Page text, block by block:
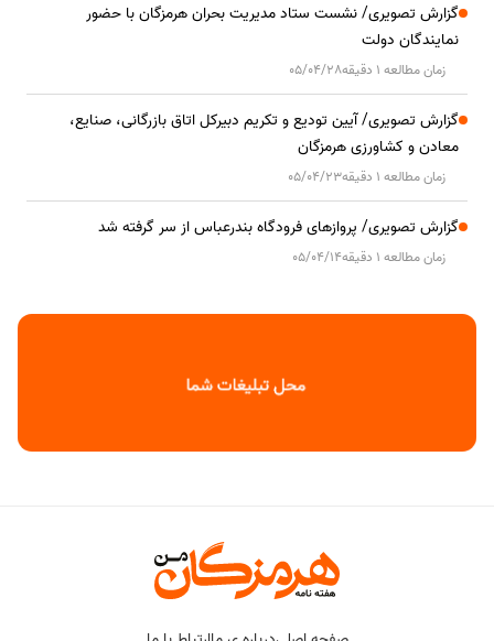
گزارش تصویری/ نشست ستاد مدیریت بحران هرمزگان با حضور
نمایندگان دولت
زمان مطالعه 1 دقیقه 05/04/28
گزارش تصویری/ آیین تودیع و تکریم دبیرکل اتاق بازرگانی، صنایع،
معادن و کشاورزی هرمزگان
زمان مطالعه 1 دقیقه 05/04/23
گزارش تصویری/ پروازهای فرودگاه بندرعباس از سر گرفته شد
زمان مطالعه 1 دقیقه 05/04/14